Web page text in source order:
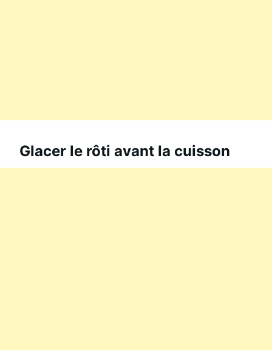
Glacer le rôti avant la cuisson